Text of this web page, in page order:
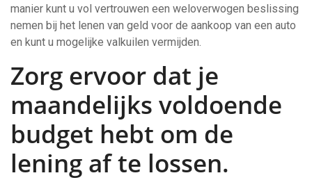
manier kunt u vol vertrouwen een weloverwogen beslissing
nemen bij het lenen van geld voor de aankoop van een auto
en kunt u mogelijke valkuilen vermijden.
Zorg ervoor dat je
maandelijks voldoende
budget hebt om de
lening af te lossen.